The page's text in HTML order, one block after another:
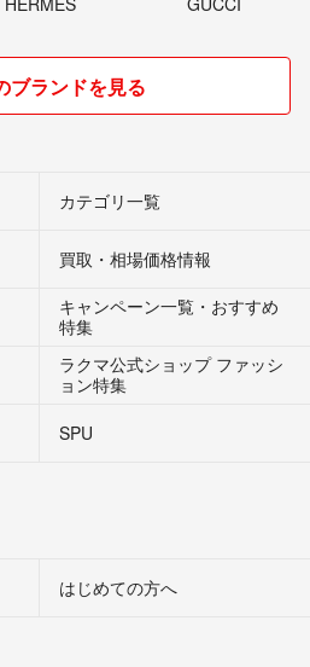
ブランドを見る
カテゴリ一覧
買取・相場価格情報
キャンペーン一覧・おすすめ
特集
ラクマ公式ショップ ファッシ
ョン特集
SPU
はじめての方へ